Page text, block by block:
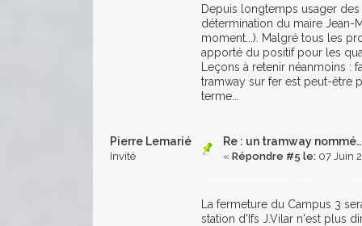
Depuis longtemps usager
détermination du maire Jean-
moment...). Malgré tous les
apporté du positif pour les
Leçons à retenir néanmoins
tramway sur fer est peut-être
terme...
Pierre Lemarié
Invité
Re : un tramway
« Répondre #5 le: 07 Juin
La fermeture du Campus 3
station d'Ifs J.Vilar n'est plus